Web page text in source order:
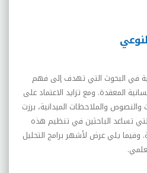
في البحوث التي تهدف إلى فهم
المعقدة. ومع تزايد الاعتماد على
والنصوص والملاحظات الميدانية، برزت
تساعد الباحثين في تنظيم هذه
وفيما يلي عرض لأشهر برامج التحليل
.